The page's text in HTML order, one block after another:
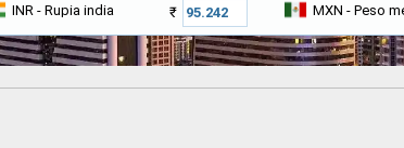
INR - Rupia india ₹ MXN - Peso